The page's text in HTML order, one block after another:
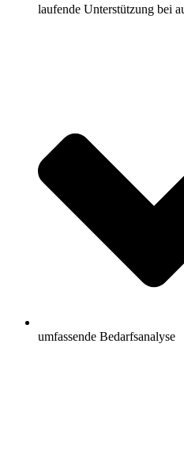
laufende Unterstützung bei
umfassende Bedarfsanalyse